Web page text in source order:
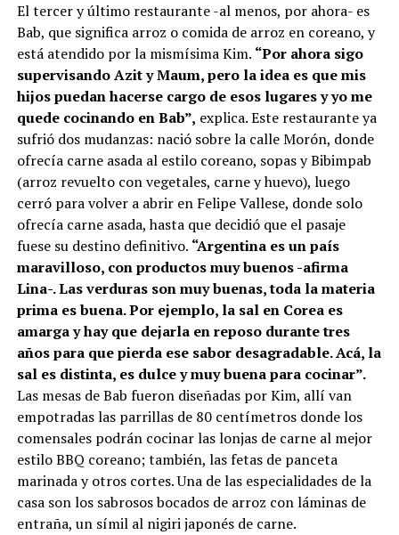
El tercer y último restaurante -al menos, por ahora- es
Bab, que significa arroz o comida de arroz en coreano, y
está atendido por la mismísima Kim. “Por ahora sigo
supervisando Azit y Maum, pero la idea es que mis
hijos puedan hacerse cargo de esos lugares y yo me
quede cocinando en Bab”, explica. Este restaurante ya
sufrió dos mudanzas: nació sobre la calle Morón, donde
ofrecía carne asada al estilo coreano, sopas y Bibimpab
(arroz revuelto con vegetales, carne y huevo), luego
cerró para volver a abrir en Felipe Vallese, donde solo
ofrecía carne asada, hasta que decidió que el pasaje
fuese su destino definitivo. “Argentina es un país
maravilloso, con productos muy buenos -afirma
Lina-. Las verduras son muy buenas, toda la materia
prima es buena. Por ejemplo, la sal en Corea es
amarga y hay que dejarla en reposo durante tres
años para que pierda ese sabor desagradable. Acá, la
sal es distinta, es dulce y muy buena para cocinar”.
Las mesas de Bab fueron diseñadas por Kim, allí van
empotradas las parrillas de 80 centímetros donde los
comensales podrán cocinar las lonjas de carne al mejor
estilo BBQ coreano; también, las fetas de panceta
marinada y otros cortes. Una de las especialidades de la
casa son los sabrosos bocados de arroz con láminas de
entraña, un símil al nigiri japonés de carne.